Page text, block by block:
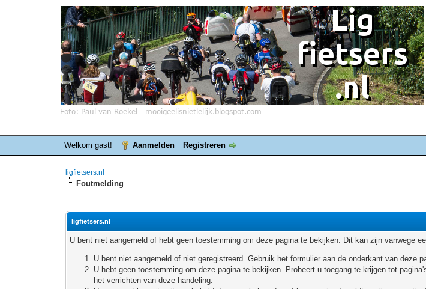
Welkom gast! Aanmelden Registreren
ligfietsers.nl
Foutmelding
ligfietsers.nl
U bent niet aangemeld of hebt geen toestemming om deze pagina te bekijken. Dit kan zijn vanwege
U bent niet aangemeld of niet geregistreerd. Gebruik het formulier aan de onderkant van deze
U hebt geen toestemming om deze pagina te bekijken. Probeert u toegang te krijgen tot
het verrichten van deze handeling.